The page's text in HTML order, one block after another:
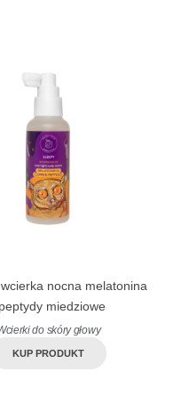
nocna melatonina
miedziowe
do skóry głowy
KUP PRODUKT